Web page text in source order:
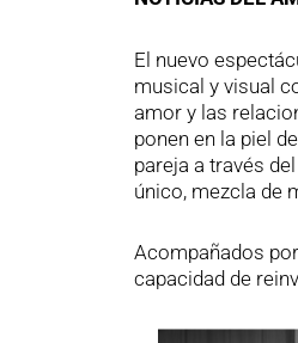
El nuevo
musical y visual
amor y las
ponen en la piel
pareja a través
único, mezcla de
Acompañados
capacidad de